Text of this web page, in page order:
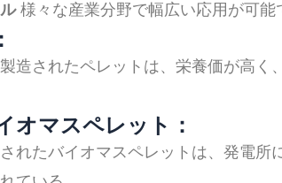
様々な産業分野で幅広い応用が可能
造されたペレットは、栄養価が高
オマスペレット：
れたバイオマスペレットは、発電